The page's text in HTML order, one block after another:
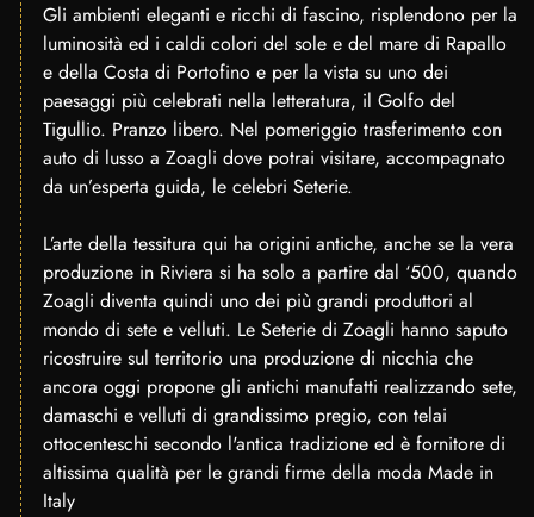
Gli ambienti eleganti e ricchi di fascino, risplendono per la
luminosità ed i caldi colori del sole e del mare di Rapallo
e della Costa di Portofino e per la vista su uno dei
paesaggi più celebrati nella letteratura, il Golfo del
Tigullio. Pranzo libero. Nel pomeriggio trasferimento con
auto di lusso a Zoagli dove potrai visitare, accompagnato
da un’esperta guida, le celebri Seterie.
L’arte della tessitura qui ha origini antiche, anche se la vera
produzione in Riviera si ha solo a partire dal ‘500, quando
Zoagli diventa quindi uno dei più grandi produttori al
mondo di sete e velluti. Le Seterie di Zoagli hanno saputo
ricostruire sul territorio una produzione di nicchia che
ancora oggi propone gli antichi manufatti realizzando sete,
damaschi e velluti di grandissimo pregio, con telai
ottocenteschi secondo l'antica tradizione ed è fornitore di
altissima qualità per le grandi firme della moda Made in
Italy